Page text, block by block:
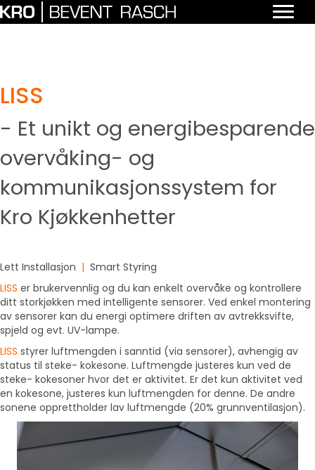
LISS
- Et unikt og energibesparende
overvåking- og
kommunikasjonssystem for
Kro Kjøkkenhetter
Lett Installasjon | Smart Styring
LISS er brukervennlig og du kan enkelt overvåke og kontrollere
ditt storkjøkken med intelligente sensorer. Ved enkel montering
av sensorer kan du energi optimere driften av avtrekksvifte,
spjeld og evt. UV-lampe.
LISS styrer luftmengden i sanntid (via sensorer), avhengig av
status til steke- kokesone. Luftmengde justeres kun ved de
steke- kokesoner hvor det er aktivitet. Er det kun aktivitet ved
en kokesone, justeres kun luftmengden for denne. De andre
sonene opprettholder lav luftmengde (20% grunnventilasjon).